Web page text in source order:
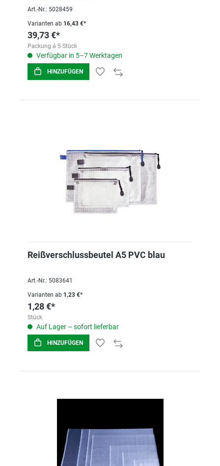
Art.-Nr.: 5028459
Varianten ab 16,43 €*
39,73 €*
Packung á 5 Stück
Verfügbar in 5–7 Werktagen
HINZUFÜGEN
Reißverschlussbeutel A5 PVC blau
Art.-Nr.: 5083641
Varianten ab 1,23 €*
1,28 €*
Stück
Auf Lager – sofort lieferbar
HINZUFÜGEN